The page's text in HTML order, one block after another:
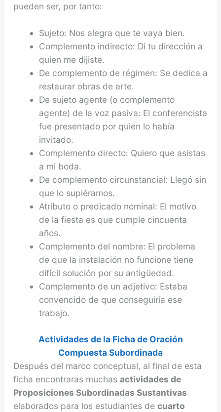
pueden ser, por tanto:
Sujeto: Nos alegra que te vaya bien.
Complemento indirecto: Di tu dirección a
quien me dijiste.
De complemento de régimen: Se dedica a
restaurar obras de arte.
De sujeto agente (o complemento
agente) de la voz pasiva: El conferencista
fue presentado por quien lo había
invitado.
Complemento directo: Quiero que asistas
a mi boda.
De complemento circunstancial: Llegó sin
que lo supiéramos.
Atributo o predicado nominal: El motivo
de la fiesta es que cumple cincuenta
años.
Complemento del nombre: El problema
de que la instalación no funcione tiene
difícil solución por su antigüedad.
Complemento de un adjetivo: Estaba
convencido de que conseguiría ese
trabajo.
Actividades de la Ficha de Oración
Compuesta Subordinada
Después del marco conceptual, al final de esta
ficha encontraras muchas actividades de
Proposiciones Subordinadas Sustantivas
elaborados para los estudiantes de cuarto